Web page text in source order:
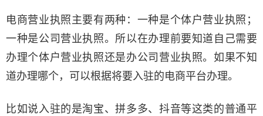
电商营业执照主要有两种：一种是个体户营业执照；
一种是公司营业执照。所以在办理前要知道自己需要
办理个体户营业执照还是办公司营业执照。如果不知
道办理哪个，可以根据将要入驻的电商平台办理。
比如说入驻的是淘宝、拼多多、抖音等这类的普通平